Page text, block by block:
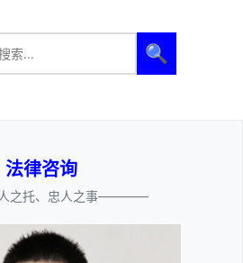
🔍
法律咨询
托、忠人之事————